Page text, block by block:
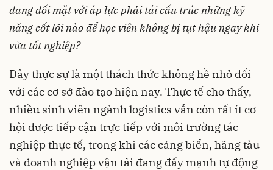
đang đối mặt với áp lực phải tái cấu trúc những kỹ
năng cốt lõi nào để học viên không bị tụt hậu ngay khi
vừa tốt nghiệp?
Đây thực sự là một thách thức không hề nhỏ đối
với các cơ sở đào tạo hiện nay. Thực tế cho thấy,
nhiều sinh viên ngành logistics vẫn còn rất ít cơ
hội được tiếp cận trực tiếp với môi trường tác
nghiệp thực tế, trong khi các cảng biển, hãng tàu
và doanh nghiệp vận tải đang đẩy mạnh tự động